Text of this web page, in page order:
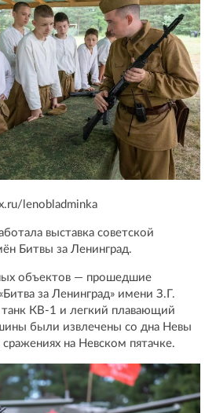
lenobladminka
выставка советской
Битвы за Ленинград.
объектов — прошедшие
за Ленинград» имени З.Г.
КВ-1 и легкий плавающий
были извлечены со дна Невы
сражениях на Невском пятачке.